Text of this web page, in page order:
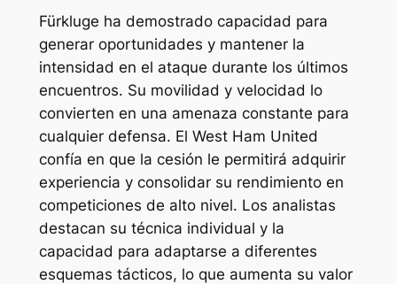
Fürkluge ha demostrado capacidad para
generar oportunidades y mantener la
intensidad en el ataque durante los últimos
encuentros. Su movilidad y velocidad lo
convierten en una amenaza constante para
cualquier defensa. El West Ham United
confía en que la cesión le permitirá adquirir
experiencia y consolidar su rendimiento en
competiciones de alto nivel. Los analistas
destacan su técnica individual y la
capacidad para adaptarse a diferentes
esquemas tácticos, lo que aumenta su valor